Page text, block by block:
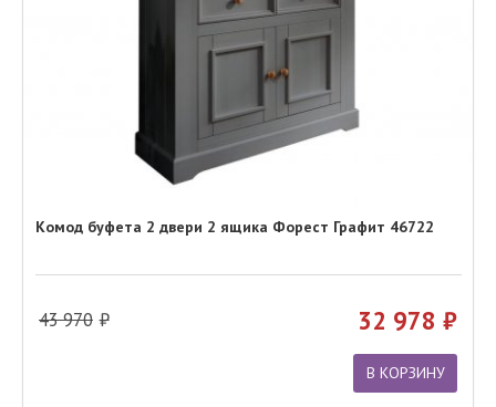
Комод буфета 2 двери 2 ящика Форест Графит 46722
43 970 32 978
В КОРЗИНУ